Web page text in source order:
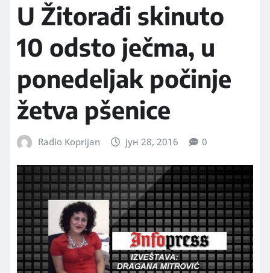
U Žitorađi skinuto
10 odsto ječma, u
ponedeljak počinje
žetva pšenice
Radio Koprijan јун 28, 2016 0